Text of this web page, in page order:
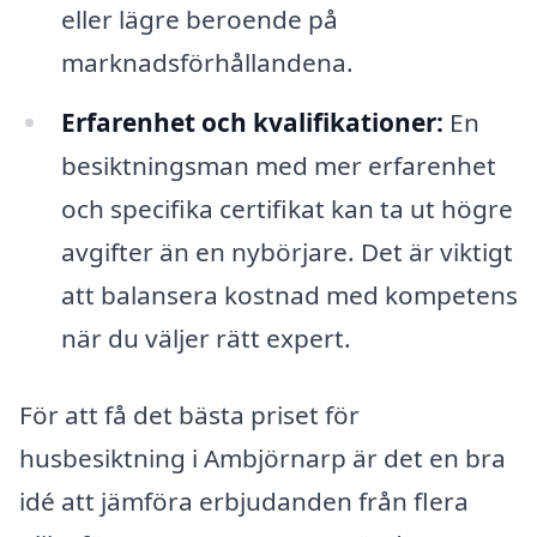
eller lägre beroende på
marknadsförhållandena.
Erfarenhet och kvalifikationer: En
besiktningsman med mer erfarenhet
och specifika certifikat kan ta ut högre
avgifter än en nybörjare. Det är viktigt
att balansera kostnad med kompetens
när du väljer rätt expert.
För att få det bästa priset för
husbesiktning i Ambjörnarp är det en bra
idé att jämföra erbjudanden från flera